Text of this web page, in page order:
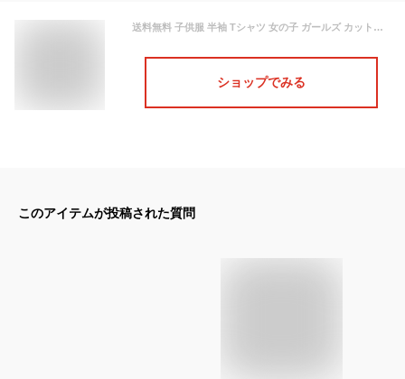
送料無料 子供服 半袖 Tシャツ 女の子 ガールズ カットソー フリル トップス オフショルダー パフスリーブ バックリボン リンクコーデ キッズ ジュニア かわいい 可愛い 着まわし 着回し ラウンドネック クルーネック 丸首 通園 通学 春服 夏服 子ども プラスナオ
ショップでみる
このアイテムが投稿された質問